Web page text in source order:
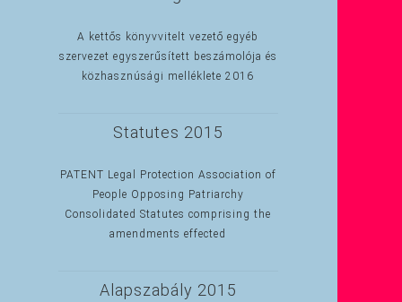
A kettős könyvvitelt vezető egyéb
szervezet egyszerűsített beszámolója és
közhasznúsági melléklete 2016
Statutes 2015
PATENT Legal Protection Association of
People Opposing Patriarchy
Consolidated Statutes comprising the
amendments effected
Alapszabály 2015